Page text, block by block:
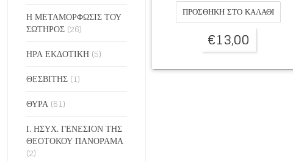
ΠΡΟΣΘΉΚΗ ΣΤΟ ΚΑΛΆΘΙ
€13,00
Η ΜΕΤΑΜΟΡΦΩΣΙΣ ΤΟΥ
ΣΩΤΗΡΟΣ (26)
ΗΡΑ ΕΚΔΟΤΙΚΗ (5)
ΘΕΣΒΙΤΗΣ (1)
ΘΥΡΑ (61)
Ι. ΗΣΥΧ. ΓΕΝΕΣΙΟΝ ΤΗΣ
ΘΕΟΤΟΚΟΥ ΠΑΝΟΡΑΜΑ
(2)